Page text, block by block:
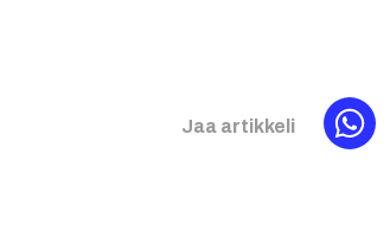
Jaa artikkeli